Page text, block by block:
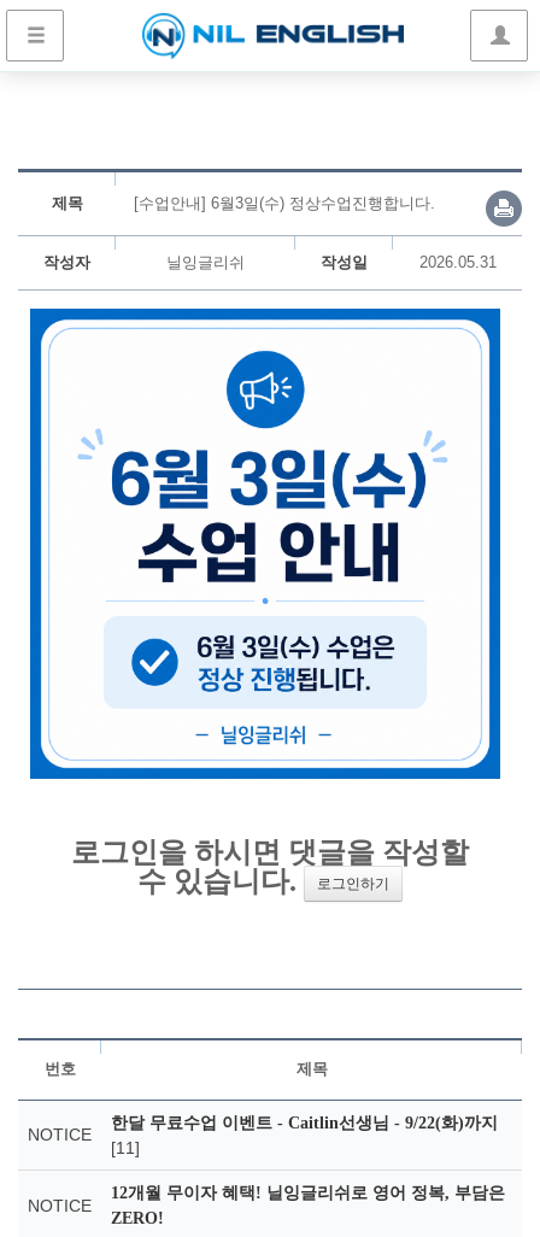
제목 [수업안내] 6월3일(수) 정상수업진행합니다.
작성자 닐잉글리쉬 작성일 2026.05.31